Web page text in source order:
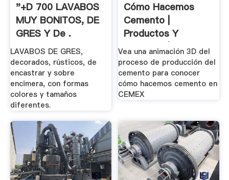
"+D 700 LAVABOS
MUY BONITOS, DE
GRES Y De .
LAVABOS DE GRES,
decorados, rústicos, de
encastrar y sobre
encimera, con formas
colores y tamaños
diferentes.
Cómo Hacemos
Cemento |
Productos Y
Servicios | .
Vea una animación 3D del
proceso de producción del
cemento para conocer
cómo hacemos cemento en
CEMEX